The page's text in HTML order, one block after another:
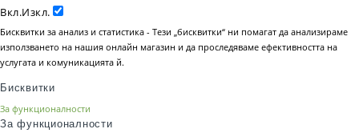
Вкл.Изкл.
Бисквитки за анализ и статистика - Тези „бисквитки“ ни помагат да анализираме
използването на нашия онлайн магазин и да проследяваме ефективността на
услугата и комуникацията й.
Бисквитки
За функционалности
За функционалности